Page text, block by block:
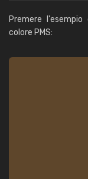
Premere
colore PMS: